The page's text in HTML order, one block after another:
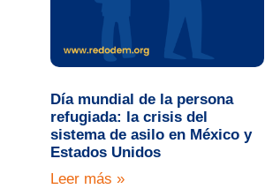
Día mundial de la persona
refugiada: la crisis del
sistema de asilo en México y
Estados Unidos
Leer más »